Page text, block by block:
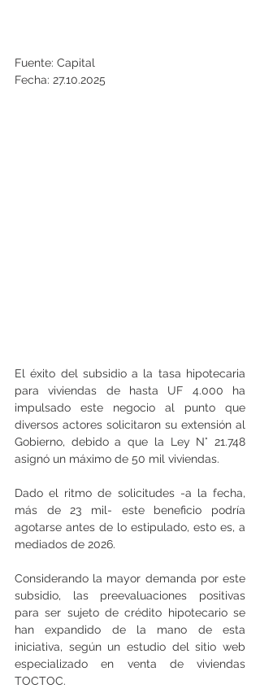
Fuente: Capital
Fecha: 27.10.2025
El éxito del subsidio a la tasa hipotecaria
para viviendas de hasta UF 4.000 ha
impulsado este negocio al punto que
diversos actores solicitaron su extensión al
Gobierno, debido a que la Ley N° 21.748
asignó un máximo de 50 mil viviendas.
Dado el ritmo de solicitudes -a la fecha,
más de 23 mil- este beneficio podría
agotarse antes de lo estipulado, esto es, a
mediados de 2026.
Considerando la mayor demanda por este
subsidio, las preevaluaciones positivas
para ser sujeto de crédito hipotecario se
han expandido de la mano de esta
iniciativa, según un estudio del sitio web
especializado en venta de viviendas
TOCTOC.